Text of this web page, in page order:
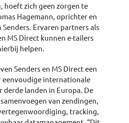
hoeft zich geen zorgen te
Hagemann, oprichter en
Senders. Ervaren partners als
MS Direct kunnen e-tailers
helpen.
Senders en MS Direct een
eenvoudige internationale
derde landen in Europa. De
van zendingen,
tracking,